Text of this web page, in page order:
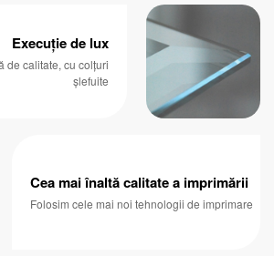
Execuție de lux
de calitate, cu colțuri
șlefuite
Cea mai înaltă calitate a imprimării
Folosim cele mai noi tehnologii de imprimare